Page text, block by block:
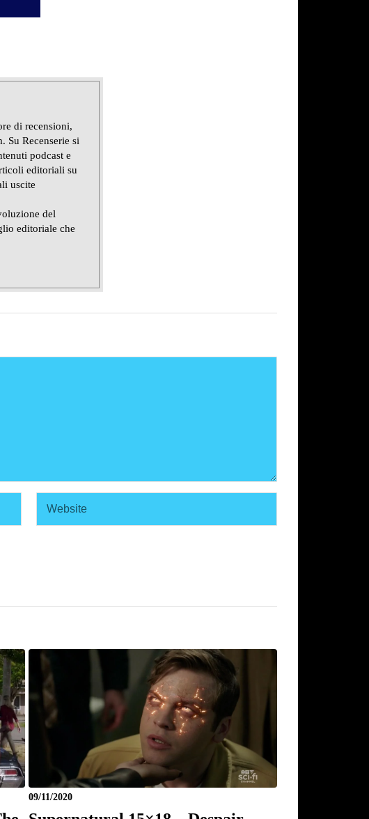
di recensioni,
Su Recenserie si
podcast e
editoriali su
uscite
del
editoriale che
09/11/2020